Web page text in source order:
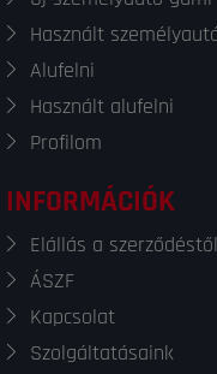
Használt
Alufelni
Használt alufelni
Profilom
INFORMÁCIÓK
Elállás a szerződéstől
ÁSZF
Kapcsolat
Szolgáltatásaink